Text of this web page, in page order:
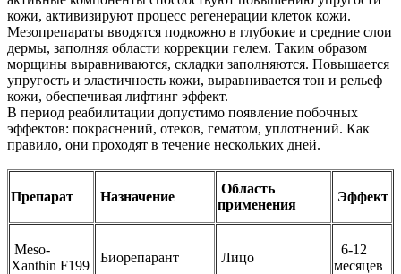
кожи, активизируют процесс регенерации клеток кожи.
Мезопрепараты вводятся подкожно в глубокие и средние слои
дермы, заполняя области коррекции гелем. Таким образом
морщины выравниваются, складки заполняются. Повышается
упругость и эластичность кожи, выравнивается тон и рельеф
кожи, обеспечивая лифтинг эффект.
В период реабилитации допустимо появление побочных
эффектов: покраснений, отеков, гематом, уплотнений. Как
правило, они проходят в течение нескольких дней.
Препарат Назначение
Область
применения
Эффект
Meso-
Xanthin F199
Биорепарант Лицо
6-12
месяцев